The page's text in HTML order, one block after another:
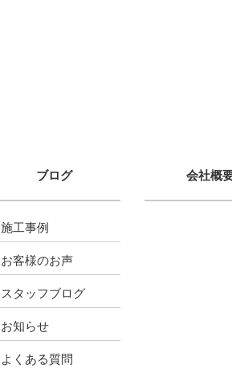
ブログ
施工事例
お客様のお声
スタッフブログ
お知らせ
よくある質問
会社概